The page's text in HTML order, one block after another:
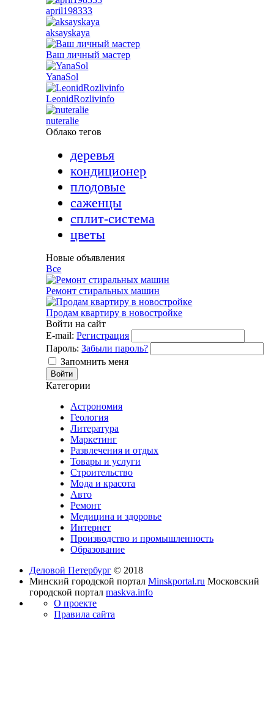
april198333
aksayskaya
Ваш личный мастер
YanaSol
LeonidRozlivinfo
nuteralie
Облако тегов
деревья
кондиционер
плодовые
саженцы
сплит-система
цветы
Новые объявления
Все
Ремонт стиральных машин
Продам квартиру в новостройке
Войти на сайт
E-mail: Регистрация
Пароль: Забыли пароль?
Запомнить меня
Категории
Астрономия
Геология
Литература
Маркетинг
Развлечения и отдых
Товары и услуги
Строительство
Мода и красота
Авто
Ремонт
Медицина и здоровье
Интернет
Производство и промышленность
Образование
Деловой Петербург © 2018
Минский городской портал Minskportal.ru Московский
городской портал maskva.info
О проекте
Правила сайта